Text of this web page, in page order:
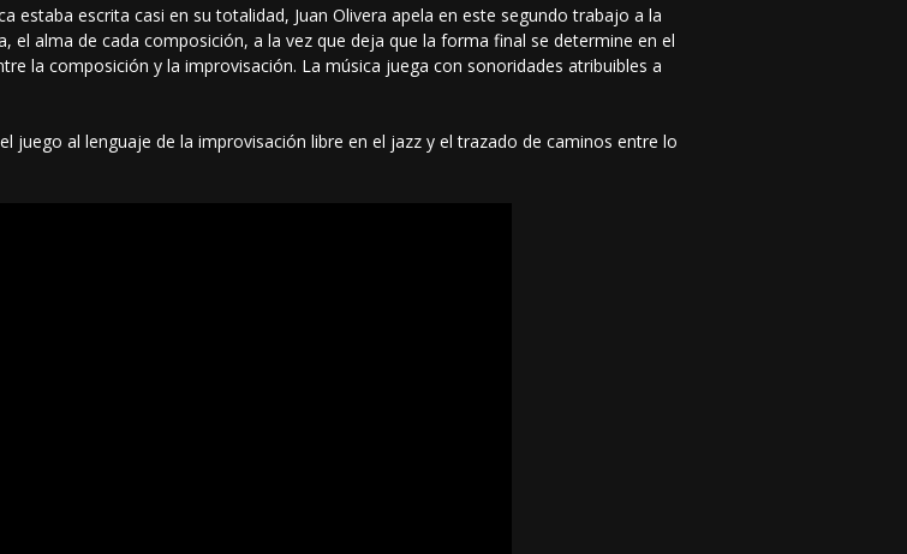
estaba escrita casi en su totalidad, Juan Olivera apela en este segundo trabajo a la
el alma de cada composición, a la vez que deja que la forma final se determine en el
la composición y la improvisación. La música juega con sonoridades atribuibles a
juego al lenguaje de la improvisación libre en el jazz y el trazado de caminos entre lo